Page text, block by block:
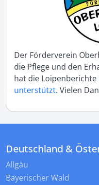
Der Förderverein
die Pflege und den
hat die
unterstützt. Vielen
Deutschland &
Allgäu
Bayerischer Wald